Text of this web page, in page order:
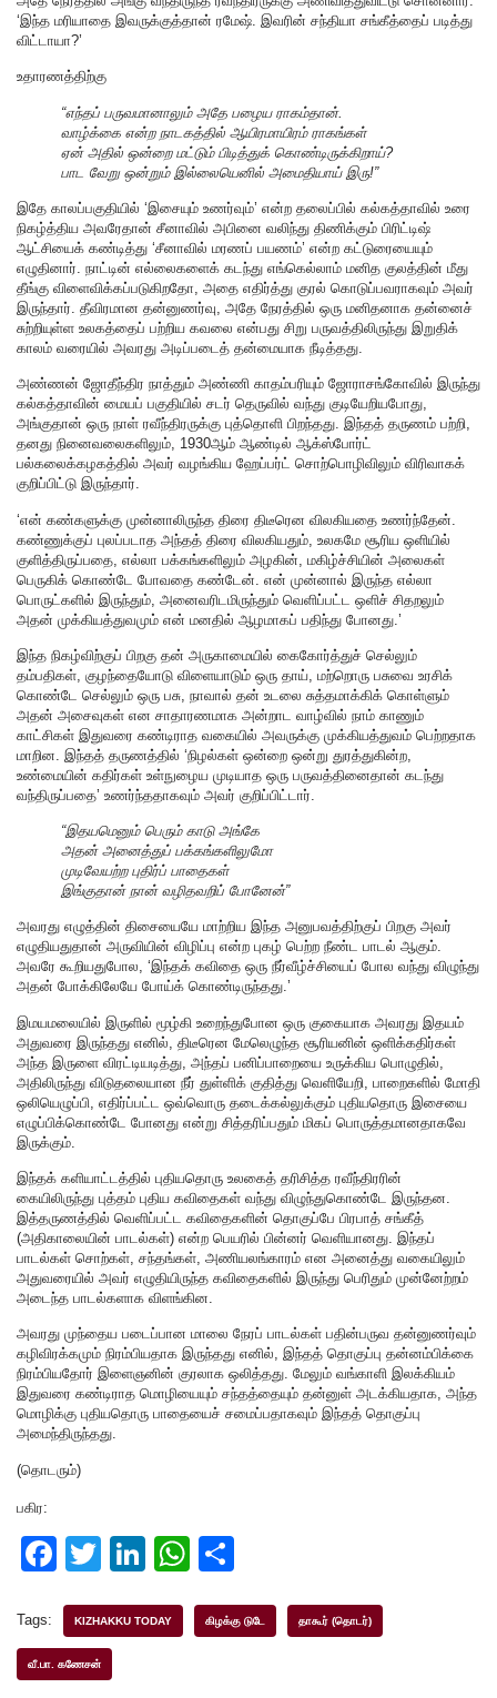
‘இந்த மரியாதை இவருக்குத்தான் ரமேஷ். இவரின் சந்தியா சங்கீத்தைப் படித்து
விட்டாயா?’
உதாரணத்திற்கு
“எந்தப் பருவமானாலும் அதே பழைய ராகம்தான்.
வாழ்க்கை என்ற நாடகத்தில் ஆயிரமாயிரம் ராகங்கள்
ஏன் அதில் ஒன்றை மட்டும் பிடித்துக் கொண்டிருக்கிறாய்?
பாட வேறு ஒன்றும் இல்லையெனில் அமைதியாய் இரு!”
இதே காலப்பகுதியில் ‘இசையும் உணர்வும்’ என்ற தலைப்பில் கல்கத்தாவில் உரை
நிகழ்த்திய அவரேதான் சீனாவில் அபினை வலிந்து திணிக்கும் பிரிட்டிஷ்
ஆட்சியைக் கண்டித்து ‘சீனாவில் மரணப் பயணம்’ என்ற கட்டுரையையும்
எழுதினார். நாட்டின் எல்லைகளைக் கடந்து எங்கெல்லாம் மனித குலத்தின் மீது
தீங்கு விளைவிக்கப்படுகிறதோ, அதை எதிர்த்து குரல் கொடுப்பவராகவும் அவர்
இருந்தார். தீவிரமான தன்னுணர்வு, அதே நேரத்தில் ஒரு மனிதனாக தன்னைச்
சுற்றியுள்ள உலகத்தைப் பற்றிய கவலை என்பது சிறு பருவத்திலிருந்து இறுதிக்
காலம் வரையில் அவரது அடிப்படைத் தன்மையாக நீடித்தது.
அண்ணன் ஜோதீந்திர நாத்தும் அண்ணி காதம்பரியும் ஜோராசங்கோவில் இருந்து
கல்கத்தாவின் மையப் பகுதியில் சடர் தெருவில் வந்து குடியேறியபோது,
அங்குதான் ஒரு நாள் ரவீந்திரருக்கு புத்தொளி பிறந்தது. இந்தத் தருணம் பற்றி,
தனது நினைவலைகளிலும், 1930ஆம் ஆண்டில் ஆக்ஸ்போர்ட்
பல்கலைக்கழகத்தில் அவர் வழங்கிய ஹேப்பர்ட் சொற்பொழிவிலும் விரிவாகக்
குறிப்பிட்டு இருந்தார்.
‘என் கண்களுக்கு முன்னாலிருந்த திரை திடீரென விலகியதை உணர்ந்தேன்.
கண்ணுக்குப் புலப்படாத அந்தத் திரை விலகியதும், உலகமே சூரிய ஒளியில்
குளித்திருப்பதை, எல்லா பக்கங்களிலும் அழகின், மகிழ்ச்சியின் அலைகள்
பெருகிக் கொண்டே போவதை கண்டேன். என் முன்னால் இருந்த எல்லா
பொருட்களில் இருந்தும், அனைவரிடமிருந்தும் வெளிப்பட்ட ஒளிச் சிதறலும்
அதன் முக்கியத்துவமும் என் மனதில் ஆழமாகப் பதிந்து போனது.’
இந்த நிகழ்விற்குப் பிறகு தன் அருகாமையில் கைகோர்த்துச் செல்லும்
தம்பதிகள், குழந்தையோடு விளையாடும் ஒரு தாய், மற்றொரு பசுவை உரசிக்
கொண்டே செல்லும் ஒரு பசு, நாவால் தன் உடலை சுத்தமாக்கிக் கொள்ளும்
அதன் அசைவுகள் என சாதாரணமாக அன்றாட வாழ்வில் நாம் காணும்
காட்சிகள் இதுவரை கண்டிராத வகையில் அவருக்கு முக்கியத்துவம் பெற்றதாக
மாறின. இந்தத் தருணத்தில் ‘நிழல்கள் ஒன்றை ஒன்று துரத்துகின்ற,
உண்மையின் கதிர்கள் உள்நுழைய முடியாத ஒரு பருவத்தினைதான் கடந்து
வந்திருப்பதை’ உணர்ந்ததாகவும் அவர் குறிப்பிட்டார்.
“இதயமெனும் பெரும் காடு அங்கே
அதன் அனைத்துப் பக்கங்களிலுமோ
முடிவேயற்ற புதிர்ப் பாதைகள்
இங்குதான் நான் வழிதவறிப் போனேன்”
அவரது எழுத்தின் திசையையே மாற்றிய இந்த அனுபவத்திற்குப் பிறகு அவர்
எழுதியதுதான் அருவியின் விழிப்பு என்ற புகழ் பெற்ற நீண்ட பாடல் ஆகும்.
அவரே கூறியதுபோல, ‘இந்தக் கவிதை ஒரு நீர்வீழ்ச்சியைப் போல வந்து விழுந்து
அதன் போக்கிலேயே போய்க் கொண்டிருந்தது.’
இமயமலையில் இருளில் மூழ்கி உறைந்துபோன ஒரு குகையாக அவரது இதயம்
அதுவரை இருந்தது எனில், திடீரென மேலெழுந்த சூரியனின் ஒளிக்கதிர்கள்
அந்த இருளை விரட்டியடித்து, அந்தப் பனிப்பாறையை உருக்கிய பொழுதில்,
அதிலிருந்து விடுதலையான நீர் துள்ளிக் குதித்து வெளியேறி, பாறைகளில் மோதி
ஒலியெழுப்பி, எதிர்ப்பட்ட ஒவ்வொரு தடைக்கல்லுக்கும் புதியதொரு இசையை
எழுப்பிக்கொண்டே போனது என்று சித்தரிப்பதும் மிகப் பொருத்தமானதாகவே
இருக்கும்.
இந்தக் களியாட்டத்தில் புதியதொரு உலகைத் தரிசித்த ரவீந்திரரின்
கையிலிருந்து புத்தம் புதிய கவிதைகள் வந்து விழுந்துகொண்டே இருந்தன.
இத்தருணத்தில் வெளிப்பட்ட கவிதைகளின் தொகுப்பே பிரபாத் சங்கீத்
(அதிகாலையின் பாடல்கள்) என்ற பெயரில் பின்னர் வெளியானது. இந்தப்
பாடல்கள் சொற்கள், சந்தங்கள், அணியலங்காரம் என அனைத்து வகையிலும்
அதுவரையில் அவர் எழுதியிருந்த கவிதைகளில் இருந்து பெரிதும் முன்னேற்றம்
அடைந்த பாடல்களாக விளங்கின.
அவரது முந்தைய படைப்பான மாலை நேரப் பாடல்கள் பதின்பருவ தன்னுணர்வும்
கழிவிரக்கமும் நிரம்பியதாக இருந்தது எனில், இந்தத் தொகுப்பு தன்னம்பிக்கை
நிரம்பியதோர் இளைஞனின் குரலாக ஒலித்தது. மேலும் வங்காளி இலக்கியம்
இதுவரை கண்டிராத மொழியையும் சந்தத்தையும் தன்னுள் அடக்கியதாக, அந்த
மொழிக்கு புதியதொரு பாதையைச் சமைப்பதாகவும் இந்தத் தொகுப்பு
அமைந்திருந்தது.
(தொடரும்)
பகிர:
F
c
e
T
tt
er
Li
k
W
at ar
Tags: KIZHAKKU TODAY கிழக்கு டுடே தாகூர் (தொடர்)
வீ.பா. கணேசன்